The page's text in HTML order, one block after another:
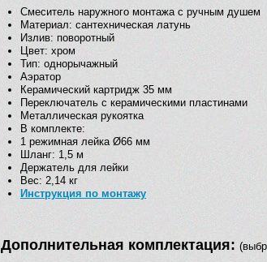
Смеситель наружного монтажа с ручным душем
Материал: сантехническая латунь
Излив: поворотный
Цвет: хром
Тип: однорычажный
Аэратор
Керамический картридж 35 мм
Переключатель с керамическими пластинами
Металлическая рукоятка
В комплекте:
1 режимная лейка Ø66 мм
Шланг: 1,5 м
Держатель для лейки
Вес: 2,14 кг
Инструкция по монтажу
Дополнительная комплектация: